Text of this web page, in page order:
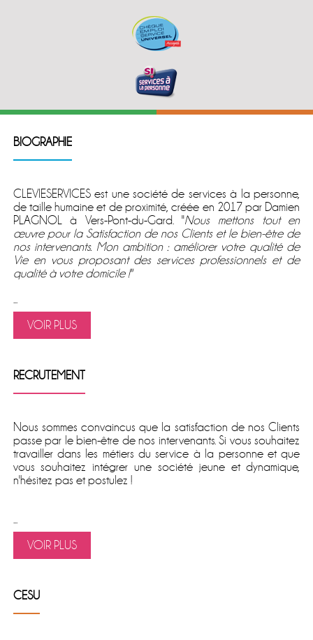
BIOGRAPHIE
CLEVIESERVICES est une société de services à la personne,
de taille humaine et de proximité, créée en 2017 par Damien
PLAGNOL à Vers-Pont-du-Gard. ''Nous mettons tout en
œuvre pour la Satisfaction de nos Clients et le bien-être de
nos intervenants. Mon ambition : améliorer votre qualité de
Vie en vous proposant des services professionnels et de
qualité à votre domicile !''
...
VOIR PLUS
RECRUTEMENT
Nous sommes convaincus que la satisfaction de nos Clients
passe par le bien-être de nos intervenants. Si vous souhaitez
travailler dans les métiers du service à la personne et que
vous souhaitez intégrer une société jeune et dynamique,
n'hésitez pas et postulez !
...
VOIR PLUS
CESU